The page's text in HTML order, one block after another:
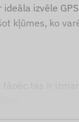
izvēle
kļūmes, ko